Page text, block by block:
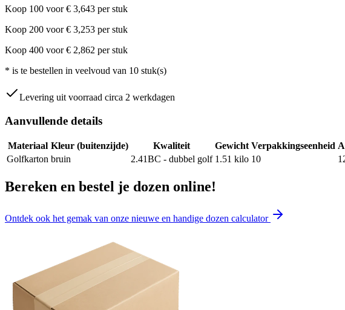
Koop 100 voor € 3,643 per stuk
Koop 200 voor € 3,253 per stuk
Koop 400 voor € 2,862 per stuk
* is te bestellen in veelvoud van 10 stuk(s)
Levering uit voorraad circa 2 werkdagen
Aanvullende details
Materiaal Kleur (buitenzijde) Kwaliteit Gewicht Verpakkingseenheid
Golfkarton bruin 2.41BC - dubbel golf 1.51 kilo 10
Bereken en bestel je dozen online!
Ontdek ook het gemak van onze nieuwe en handige dozen calculator